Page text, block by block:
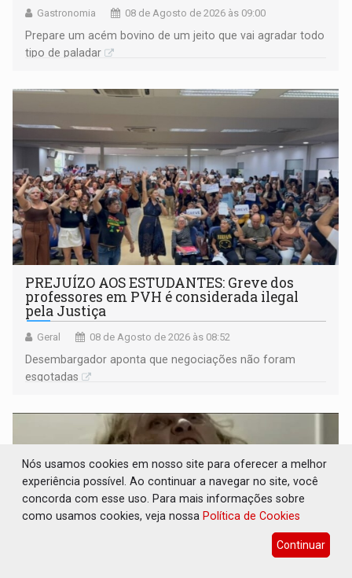
Gastronomia 08 de Agosto de 2026 às 09:00
Prepare um acém bovino de um jeito que vai agradar todo
tipo de paladar
PREJUÍZO AOS ESTUDANTES: Greve dos
professores em PVH é considerada ilegal
pela Justiça
Geral 08 de Agosto de 2026 às 08:52
Desembargador aponta que negociações não foram
esgotadas
Nós usamos cookies em nosso site para oferecer a melhor
experiência possível. Ao continuar a navegar no site, você
concorda com esse uso. Para mais informações sobre
como usamos cookies, veja nossa Política de Cookies
Continuar